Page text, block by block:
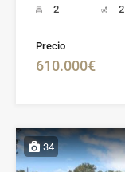
2
2
Precio
610.000€
34